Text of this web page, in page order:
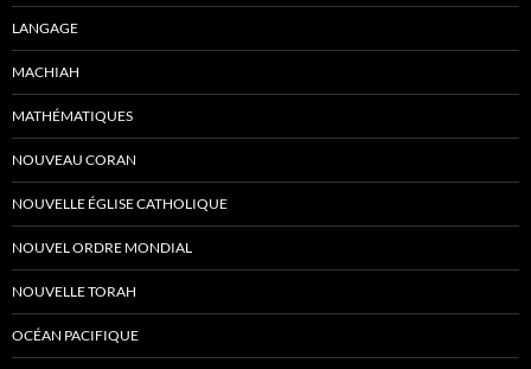
LANGAGE
MACHIAH
MATHÉMATIQUES
NOUVEAU CORAN
NOUVELLE ÉGLISE CATHOLIQUE
NOUVEL ORDRE MONDIAL
NOUVELLE TORAH
OCÉAN PACIFIQUE